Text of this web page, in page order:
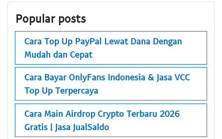
Popular posts
Cara Top Up PayPal Lewat Dana Dengan
Mudah dan Cepat
Cara Bayar OnlyFans Indonesia & Jasa VCC
Top Up Terpercaya
Cara Main Airdrop Crypto Terbaru 2026
Gratis | Jasa JualSaldo